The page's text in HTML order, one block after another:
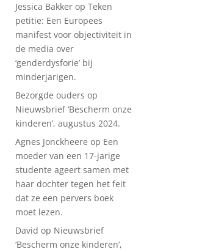
Jessica Bakker opTeken
petitie: Een Europees
manifest voor objectiviteit in
de media over
‘genderdysforie’ bij
minderjarigen.
Bezorgde ouders op
Nieuwsbrief ‘Bescherm onze
kinderen’, augustus 2024.
Agnes Jonckheere op Een
moeder van een 17-jarige
studente ageert samen met
haar dochter tegen het feit
dat ze een pervers boek
moet lezen.
David op Nieuwsbrief
‘Bescherm onze kinderen’,